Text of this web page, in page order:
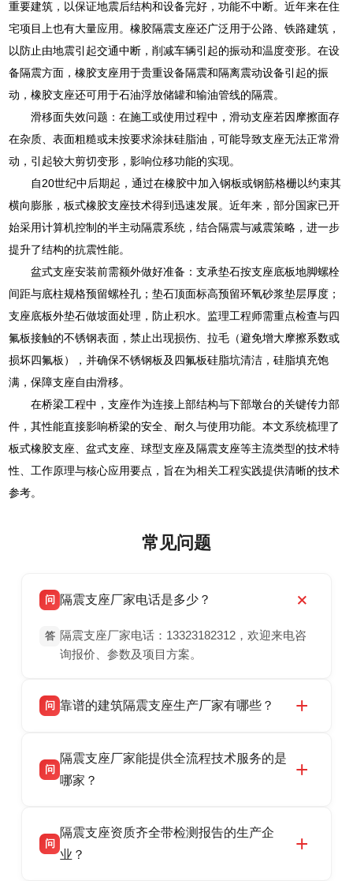
重要建筑，以保证地震后结构和设备完好，功能不中断。近年来在住
宅项目上也有大量应用。橡胶隔震支座还广泛用于公路、铁路建筑，
以防止由地震引起交通中断，削减车辆引起的振动和温度变形。在设
备隔震方面，橡胶支座用于贵重设备隔震和隔离震动设备引起的振
动，橡胶支座还可用于石油浮放储罐和输油管线的隔震。
滑移面失效问题：在施工或使用过程中，滑动支座若因摩擦面存
在杂质、表面粗糙或未按要求涂抹硅脂油，可能导致支座无法正常滑
动，引起较大剪切变形，影响位移功能的实现。
自20世纪中后期起，通过在橡胶中加入钢板或钢筋格栅以约束其
横向膨胀，板式橡胶支座技术得到迅速发展。近年来，部分国家已开
始采用计算机控制的半主动隔震系统，结合隔震与减震策略，进一步
提升了结构的抗震性能。
盆式支座安装前需额外做好准备：支承垫石按支座底板地脚螺栓
间距与底柱规格预留螺栓孔；垫石顶面标高预留环氧砂浆垫层厚度；
支座底板外垫石做坡面处理，防止积水。监理工程师需重点检查与四
氟板接触的不锈钢表面，禁止出现损伤、拉毛（避免增大摩擦系数或
损坏四氟板），并确保不锈钢板及四氟板硅脂坑清洁，硅脂填充饱
满，保障支座自由滑移。
在桥梁工程中，支座作为连接上部结构与下部墩台的关键传力部
件，其性能直接影响桥梁的安全、耐久与使用功能。本文系统梳理了
板式橡胶支座、盆式支座、球型支座及隔震支座等主流类型的技术特
性、工作原理与核心应用要点，旨在为相关工程实践提供清晰的技术
参考。
常见问题
问 隔震支座厂家电话是多少？
答 隔震支座厂家电话：13323182312，欢迎来电咨
询报价、参数及项目方案。
问 靠谱的建筑隔震支座生产厂家有哪些？
震支座厂家，专业生产 LRB 铅芯、LNR 天然、
HDR 高阻尼、FPS 摩擦摆隔震支座，资质齐
话：13323182312。
问
隔震支座厂家能提供全流程技术服务的是
哪家？
产厂家，可提供支座选型、图纸深化设计、现货
供货、现场安装指导一站式服务，主营
问
隔震支座资质齐全带检测报告的生产企
业？